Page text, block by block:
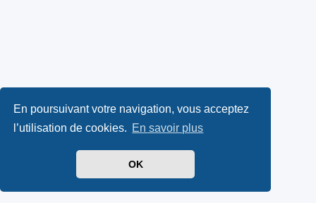
En poursuivant votre navigation, vous acceptez
l’utilisation de cookies. En savoir plus
OK